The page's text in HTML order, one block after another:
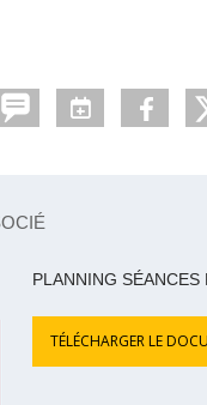
PLANNING SÉANCES
TÉLÉCHARGER LE